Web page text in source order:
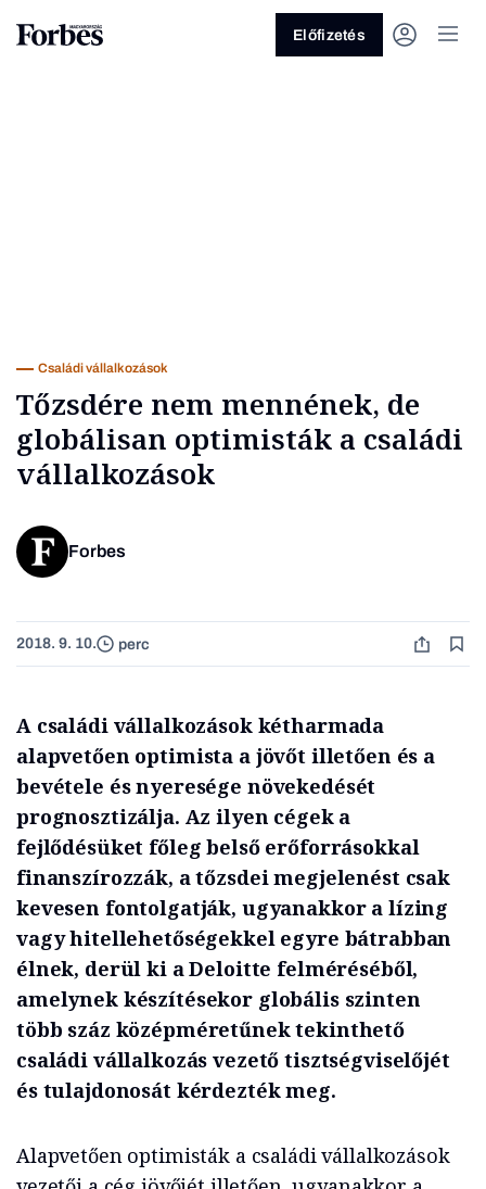
Üzlet
Előfizetés
Családi vállalkozások
Tőzsdére nem mennének, de
globálisan optimisták a családi
vállalkozások
Forbes
2018. 9. 10. perc
A családi vállalkozások kétharmada
alapvetően optimista a jövőt illetően és a
bevétele és nyeresége növekedését
prognosztizálja. Az ilyen cégek a
fejlődésüket főleg belső erőforrásokkal
finanszírozzák, a tőzsdei megjelenést csak
kevesen fontolgatják, ugyanakkor a lízing
vagy hitellehetőségekkel egyre bátrabban
élnek, derül ki a Deloitte felméréséből,
amelynek készítésekor globális szinten
több száz középméretűnek tekinthető
családi vállalkozás vezető tisztségviselőjét
és tulajdonosát kérdezték meg.
Alapvetően optimisták a családi vállalkozások